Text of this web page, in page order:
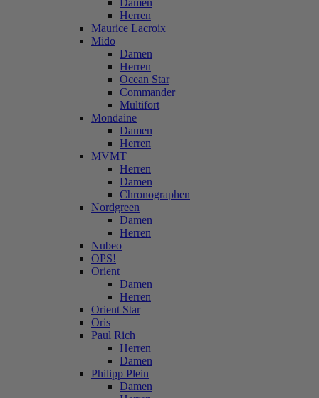
Damen
Herren
Maurice Lacroix
Mido
Damen
Herren
Ocean Star
Commander
Multifort
Mondaine
Damen
Herren
MVMT
Herren
Damen
Chronographen
Nordgreen
Damen
Herren
Nubeo
OPS!
Orient
Damen
Herren
Orient Star
Oris
Paul Rich
Herren
Damen
Philipp Plein
Damen